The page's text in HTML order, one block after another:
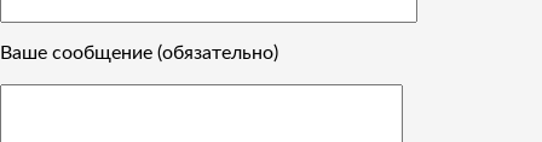
Ваше сообщение (обязательно)